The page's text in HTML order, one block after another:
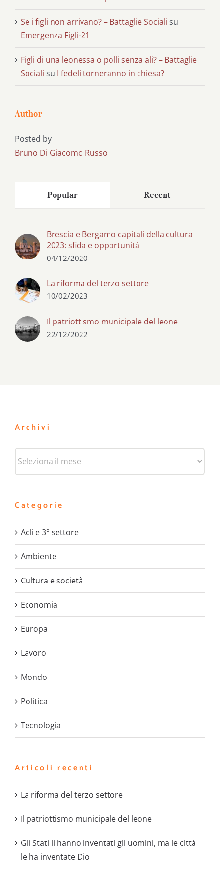
Se i figli non arrivano? – Battaglie Sociali su
Emergenza Figli-21
Figli di una leonessa o polli senza ali? – Battaglie
Sociali su I fedeli torneranno in chiesa?
Author
Posted by
Bruno Di Giacomo Russo
Popular Recent
Brescia e Bergamo capitali della cultura
2023: sfida e opportunità
04/12/2020
La riforma del terzo settore
10/02/2023
Il patriottismo municipale del leone
22/12/2022
Archivi
Categorie
Acli e 3° settore
Ambiente
Cultura e società
Economia
Europa
Lavoro
Mondo
Politica
Tecnologia
Articoli recenti
La riforma del terzo settore
Il patriottismo municipale del leone
Gli Stati li hanno inventati gli uomini, ma le città
le ha inventate Dio